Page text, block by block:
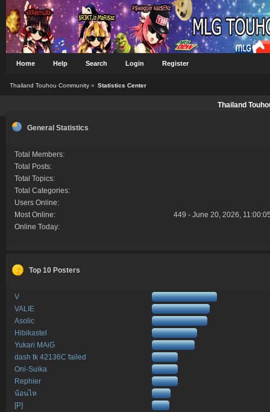
Home Help Search Login Register
Thailand Touhou Community» Statistics Center
Thailand
General Statistics
Total Members:
Total Posts:
Total Topics:
Total Categories:
Users Online:
Most Online:
449 - June 20, 2026,
Online Today:
Top 10 Posters
V
VALIE
Asolic
Hibikastel
Yukari MAiG
dash tk 42136C failed
Oni-Suika
Rephier
น้อนไห
[P]